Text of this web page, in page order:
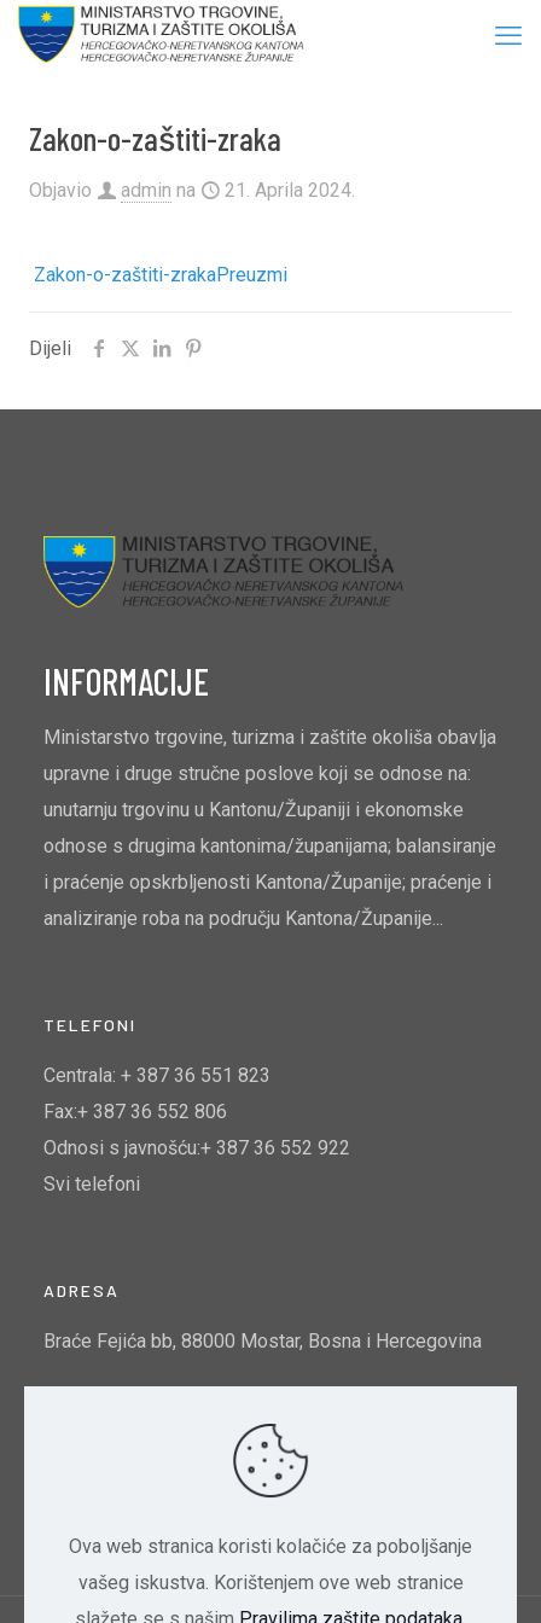
Zakon-o-zaštiti-zraka
Objavio admin na 21. Aprila 2024.
Zakon-o-zaštiti-zrakaPreuzmi
Dijeli
INFORMACIJE
Ministarstvo trgovine, turizma i zaštite okoliša obavlja
upravne i druge stručne poslove koji se odnose na:
unutarnju trgovinu u Kantonu/Županiji i ekonomske
odnose s drugima kantonima/županijama; balansiranje
i praćenje opskrbljenosti Kantona/Županije; praćenje i
analiziranje roba na području Kantona/Županije...
TELEFONI
Centrala: + 387 36 551 823
Fax:+ 387 36 552 806
Odnosi s javnošću:+ 387 36 552 922
Svi telefoni
ADRESA
Braće Fejića bb, 88000 Mostar, Bosna i Hercegovina
Indeks kvalitete zraka u Mostaru:
Ova web stranica koristi kolačiće za poboljšanje
vašeg iskustva. Korištenjem ove web stranice